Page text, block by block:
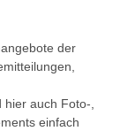
der
auch Foto-,
einfach